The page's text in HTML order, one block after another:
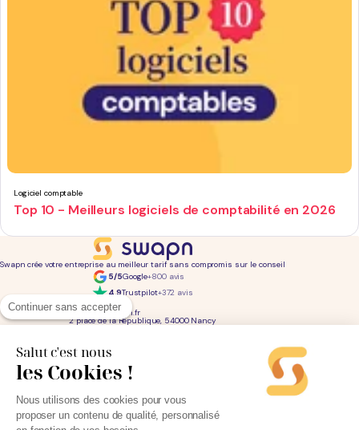
Continuer sans accepter
Salut c'est nous
les Cookies !
Nous utilisons des cookies pour vous
proposer un contenu de qualité, personnalisé
Logiciel comptable
Top 10 - Meilleurs logiciels de comptabilité en 2026
Swapn crée votre entreprise au meilleur tarif sans compromis sur le conseil
5/5Google+800 avis
4,9Trustpilot+372 avis
01 76 31 04 86
bonjour@swapn.fr
2 place de la République, 54000 Nancy
Services
Création d'entreprise
Comptabilité pas cher
Offres de comptabilité par métier
Liens utiles
Découvrez Swapn
Avis clients
Devenir partenaire
La news' des entrepreneurs
pour en savoir plus.